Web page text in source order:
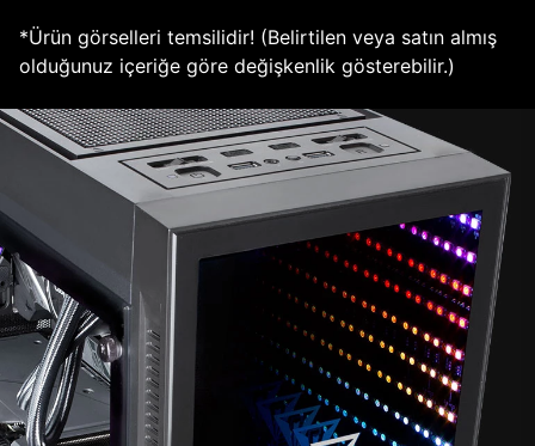
*Ürün görselleri temsilidir! (Belirtilen veya satın almış
olduğunuz içeriğe göre değişkenlik gösterebilir.)